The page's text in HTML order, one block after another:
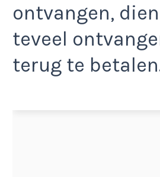
ontvangen,
teveel
terug te